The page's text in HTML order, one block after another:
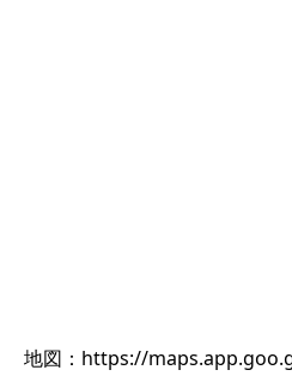
地図：https://